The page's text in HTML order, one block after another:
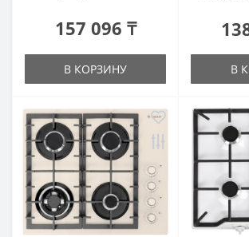
157 096 ₸
В КОРЗИНУ В